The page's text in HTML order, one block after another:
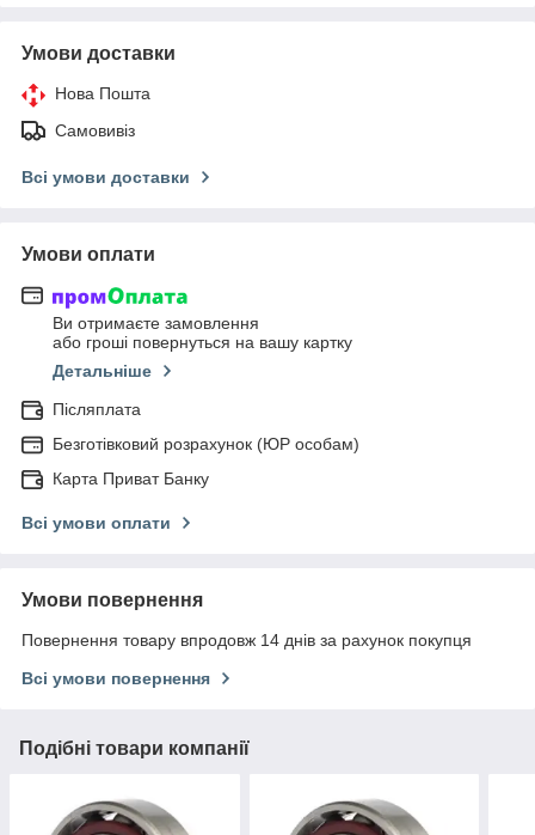
Умови доставки
Нова Пошта
Самовивіз
Всі умови доставки
Умови оплати
Ви отримаєте замовлення
або гроші повернуться на вашу картку
Детальніше
Післяплата
Безготівковий розрахунок (ЮР особам)
Карта Приват Банку
Всі умови оплати
Умови повернення
Повернення товару впродовж 14 днів за рахунок покупця
Всі умови повернення
Подібні товари компанії